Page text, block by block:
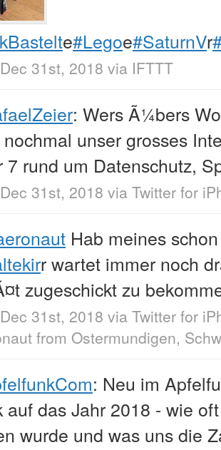
e#Legoe#SaturnVr
31st, 2018 via IFTTT
: Wers Ã¼bers
unser grosses
7 rund um Datenschutz,
31st, 2018 via Twitter for
Hab meines
r wartet immer noch
zugeschickt zu
31st, 2018 via Twitter for
from Ostermundigen,
: Neu im
das Jahr 2018 - wie
wurde und was uns die